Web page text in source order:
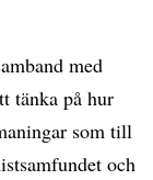
med
tänka på hur
som till
och